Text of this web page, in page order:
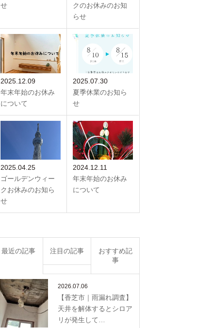
せ
クのお休みのお知
らせ
2025.12.09
年末年始のお休み
について
2025.07.30
夏季休業のお知ら
せ
2025.04.25
ゴールデンウィー
クお休みのお知ら
せ
2024.12.11
年末年始のお休み
について
最近の記事 注目の記事
おすすめ記
事
2026.07.06
【香芝市｜雨漏れ調査】
天井を解体するとシロア
リが発生して…